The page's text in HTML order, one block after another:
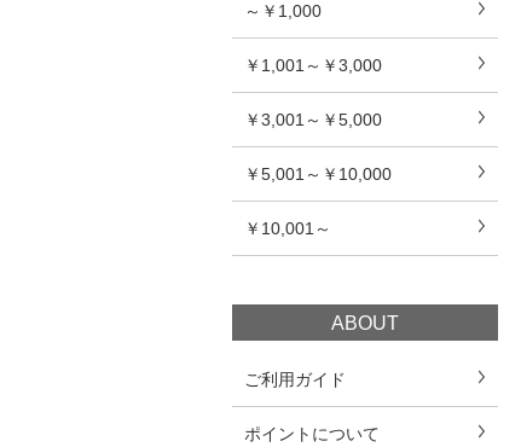
～￥1,000
￥1,001～￥3,000
￥3,001～￥5,000
￥5,001～￥10,000
￥10,001～
ABOUT
ご利用ガイド
ポイントについて